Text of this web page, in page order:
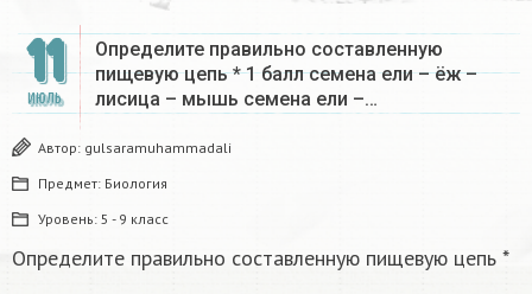
11
ИЮЛЬ
Определите правильно составленную
пищевую цепь * 1 балл семена ели – ёж –
лисица – мышь семена ели –…
Автор: gulsaramuhammadali
Предмет: Биология
Уровень: 5 - 9 класс
Определите правильно составленную пищевую цепь *